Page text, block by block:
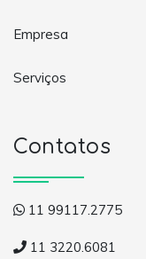
Empresa
Serviços
Contatos
11 99117.2775
11 3220.6081